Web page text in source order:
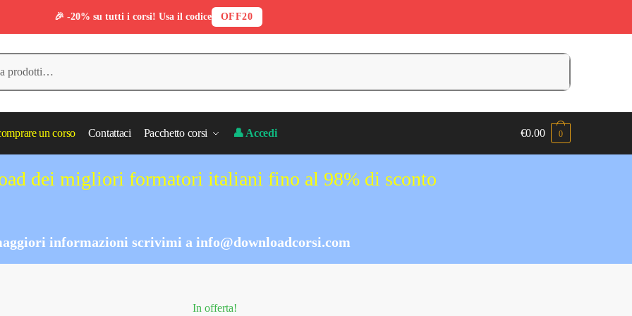
un corso Contattaci Pacchetto corsi 👤 Accedi €0.00 0
dei migliori formatori italiani fino al 98% di sconto
informazioni scrivimi a info@downloadcorsi.com
In offerta!
🎉 -20% su tutti i corsi! Usa il codice OFF20